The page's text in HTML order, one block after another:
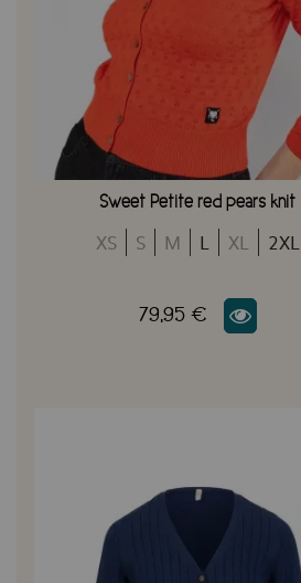
Sweet Petite red pears knit
XS S M L XL 2XL
79,95 €